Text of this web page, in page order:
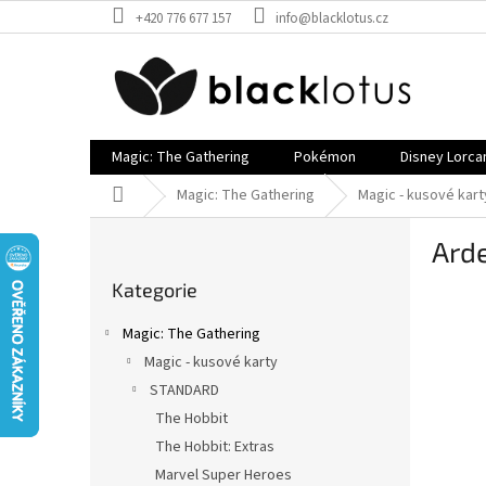
na
+420 776 677 157 info@blacklotus.cz
Magic: The Gathering Pokémon Disney
Domů Magic: The Gathering Magic - kusové
kategorie
Kategorie
Magic: The Gathering
Magic - kusové karty
STANDARD
The Hobbit
The Hobbit: Extras
Marvel Super Heroes